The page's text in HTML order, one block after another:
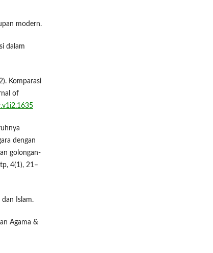
modern.
dalam
Komparasi
of
dengan
golongan-
4(1), 21–
Islam.
Agama &